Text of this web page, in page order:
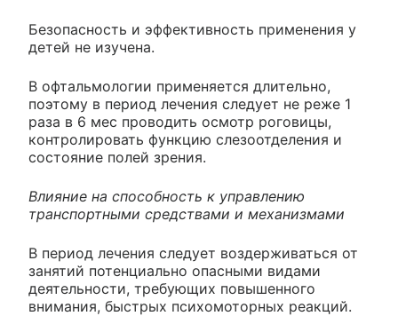
Безопасность и эффективность применения у
детей не изучена.
В офтальмологии применяется длительно,
поэтому в период лечения следует не реже 1
раза в 6 мес проводить осмотр роговицы,
контролировать функцию слезоотделения и
состояние полей зрения.
Влияние на способность к управлению
транспортными средствами и механизмами
В период лечения следует воздерживаться от
занятий потенциально опасными видами
деятельности, требующих повышенного
внимания, быстрых психомоторных реакций.